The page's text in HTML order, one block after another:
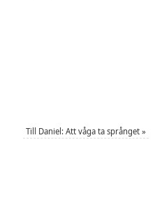
Till Daniel: Att våga ta språnget»